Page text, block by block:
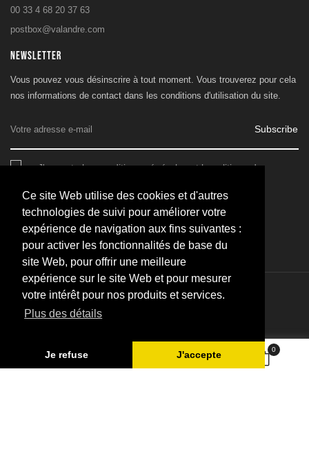
Ce site Web utilise des cookies et d'autres
technologies de suivi pour améliorer votre
expérience de navigation aux fins suivantes :
pour activer les fonctionnalités de base du
site Web, pour offrir une meilleure
expérience sur le site Web et pour mesurer
votre intérêt pour nos produits et services.
Plus des détails
Je refuse J'accepte 0
00 33 4 68 20 37 63
postbox@valandre.com
NEWSLETTER
Vous pouvez vous désinscrire à tout moment. Vous trouverez pour cela
nos informations de contact dans les conditions d'utilisation du site.
Subscribe
J'accepte les conditions générales et la politique de
© 2026 - SARL Valandre